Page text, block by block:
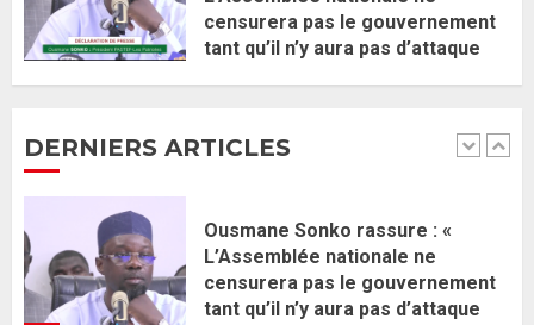
censurera pas le gouvernement
tant qu’il n’y aura pas d’attaque
DERNIERS ARTICLES
2
Ousmane Sonko rassure : «
politique contre Pastef »
Formation du nouveau
gouvernement : PASTEF pose
ses lignes rouges et met en
garde ses responsables